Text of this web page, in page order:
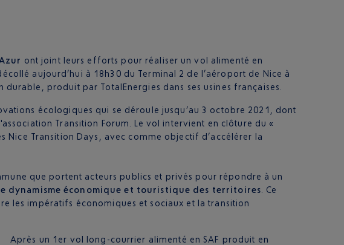
ont joint leurs efforts pour réaliser un vol alimenté en
aujourd’hui à 18h30 du Terminal 2 de l’aéroport de Nice à
produit par TotalEnergies dans ses usines françaises.
écologiques qui se déroule jusqu’au 3 octobre 2021, dont
Transition Forum. Le vol intervient en clôture du «
Transition Days, avec comme objectif d’accélérer la
que portent acteurs publics et privés pour répondre à un
économique et touristique des territoires . Ce
les impératifs économiques et sociaux et la transition
Après un 1er vol long-courrier alimenté en SAF produit en